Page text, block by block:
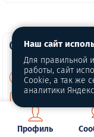
О портале
О нас
Для
Политика
Профиль
Наш сайт
Для правильной
работы, сайт
Cookie, а так же
аналитики